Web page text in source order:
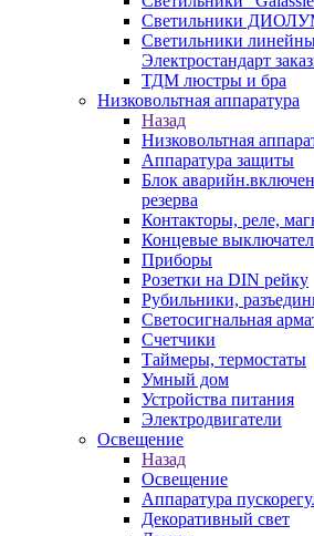
Светильники
Светильники
Электростандарт
ТДМ люстры и бра
Низковольтная аппаратура
Назад
Низковольтная
Аппаратура защиты
Блок
резерва
Контакторы, реле,
Концевые
Приборы
Розетки на DIN рейку
Рубильники,
Светосигнальная
Счетчики
Таймеры, термостаты
Умный дом
Устройства питания
Электродвигатели
Освещение
Назад
Освещение
Аппаратура
Декоративный свет